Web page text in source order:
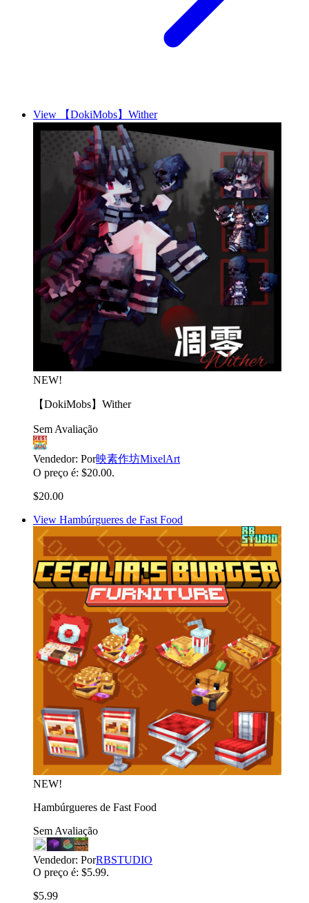
View 【DokiMobs】Wither
NEW!
【DokiMobs】Wither
Sem Avaliação
Vendedor: Por映素作坊MixelArt
O preço é: $20.00.
$20.00
View Hambúrgueres de Fast Food
NEW!
Hambúrgueres de Fast Food
Sem Avaliação
Vendedor: PorRBSTUDIO
O preço é: $5.99.
$5.99